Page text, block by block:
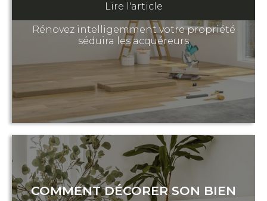
8 août 2023
Rénovez intelligemment votre propriété
séduira les acquéreurs
Lire l'article
COMMENT DÉCORER SON BIEN